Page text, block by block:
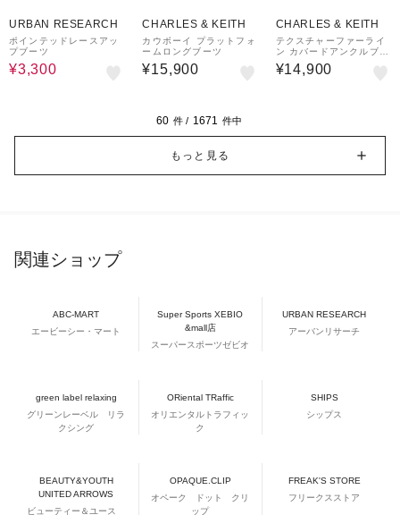
URBAN RESEARCH
ポインテッドレースアッ
プブーツ
¥3,300
CHARLES & KEITH
カウボーイ プラットフォ
ームロングブーツ
¥15,900
CHARLES & KEITH
テクスチャーファーライ
ン カバードアンクルブー
ツ
¥14,900
60 件 / 1671 件中
もっと見る
関連ショップ
ABC-MART
エービーシー・マート
Super Sports XEBIO
&mall店
スーパースポーツゼビオ
URBAN RESEARCH
アーバンリサーチ
green label relaxing
グリーンレーベル リラ
クシング
ORiental TRaffic
オリエンタルトラフィッ
ク
SHIPS
シップス
BEAUTY&YOUTH
UNITED ARROWS
ビューティー＆ユース
OPAQUE.CLIP
オペーク ドット クリ
ップ
FREAK'S STORE
フリークスストア